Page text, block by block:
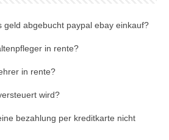
geld abgebucht paypal ebay einkauf?
in rente?
in rente?
wird?
bezahlung per kreditkarte nicht